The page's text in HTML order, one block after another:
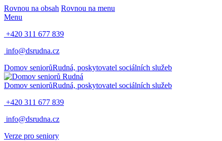
Rovnou na obsah Rovnou na menu
Menu
+420 311 677 839
info@dsrudna.cz
Domov seniorůRudná, poskytovatel sociálních služeb
Domov seniorůRudná, poskytovatel sociálních služeb
+420 311 677 839
info@dsrudna.cz
Verze pro seniory